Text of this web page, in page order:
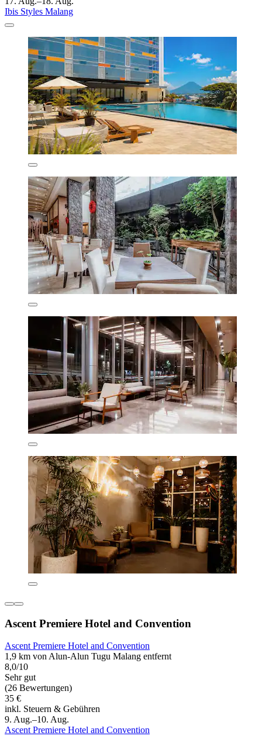
Ibis Styles Malang
Ascent Premiere Hotel and Convention
Ascent Premiere Hotel and Convention
1,9 km von Alun-Alun Tugu Malang entfernt
8,0/10
Sehr gut
(26 Bewertungen)
35 €
inkl. Steuern & Gebühren
9. Aug.–10. Aug.
Ascent Premiere Hotel and Convention